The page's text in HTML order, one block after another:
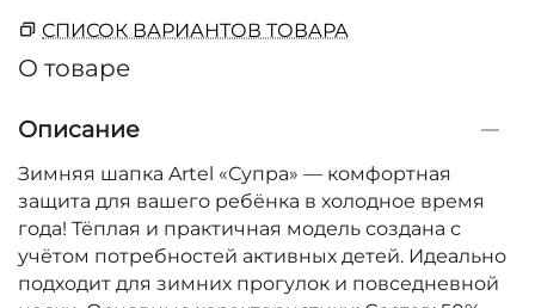
СПИСОК ВАРИАНТОВ ТОВАРА
О товаре
Описание
Зимняя шапка Artel «Супра» — комфортная
защита для вашего ребёнка в холодное время
года! Тёплая и практичная модель создана с
учётом потребностей активных детей. Идеально
подходит для зимних прогулок и повседневной